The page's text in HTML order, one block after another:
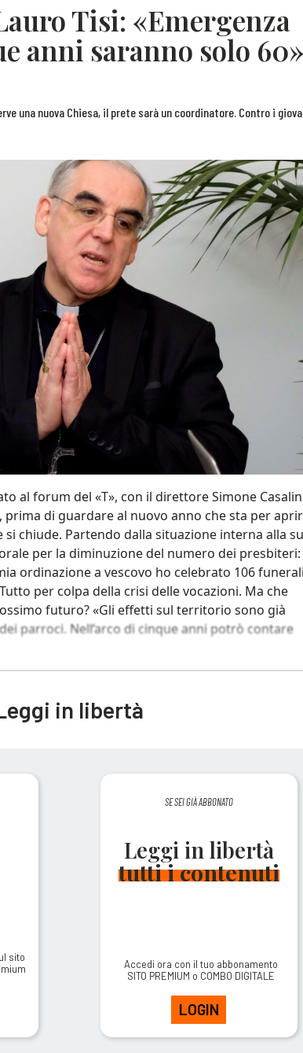
Tisi: «Emergenza
anni saranno solo 60»
una nuova Chiesa, il prete sarà un coordinatore. Contro i
al forum del «T», con il direttore Simone
di guardare al nuovo anno che sta per
chiude. Partendo dalla situazione interna alla
per la diminuzione del numero dei presbiteri:
ordinazione a vescovo ho celebrato 106
per colpa della crisi delle vocazioni. Ma che
futuro? «Gli effetti sul territorio sono già
parroci. Nell’arco di cinque anni potrò contare
in libertà
sito
SE SEI GIÀ ABBONATO
Leggi in libertà
tutti i contenuti
Accedi ora con il tuo abbonamento
SITO PREMIUM o COMBO DIGITALE
LOGIN